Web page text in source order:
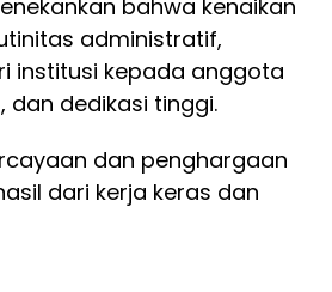
bahwa kenaikan
administratif,
institusi kepada anggota
dan dedikasi tinggi.
dan penghargaan
dari kerja keras dan